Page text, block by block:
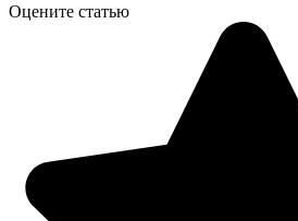
Оцените статью